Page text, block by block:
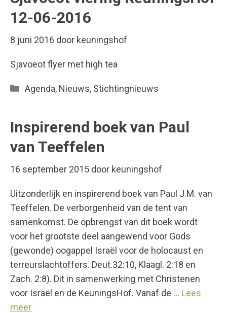
12-06-2016
8 juni 2016 door keuningshof
Sjavoeot flyer met high tea
Categorieën
Agenda, Nieuws, Stichtingnieuws
Inspirerend boek van Paul
van Teeffelen
16 september 2015 door keuningshof
Uitzonderlijk en inspirerend boek van Paul J.M. van
Teeffelen. De verborgenheid van de tent van
samenkomst. De opbrengst van dit boek wordt
voor het grootste deel aangewend voor Gods
(gewonde) oogappel Israël voor de holocaust en
terreurslachtoffers. Deut.32:10, Klaagl. 2:18 en
Zach. 2:8). Dit in samenwerking met Christenen
voor Israël en de KeuningsHof. Vanaf de … Lees
meer